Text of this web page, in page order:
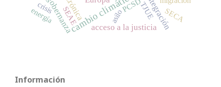
cambio climático
Crónica integración
gobernanza acceso a la justicia
crisis PCSD
energía TJUE
SEAE SECA
asilo
Información